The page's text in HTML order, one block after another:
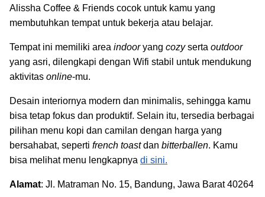
Alissha Coffee & Friends cocok untuk kamu yang
membutuhkan tempat untuk bekerja atau belajar.
Tempat ini memiliki area indooryang cozyserta outdoor
yang asri, dilengkapi dengan Wifi stabil untuk mendukung
aktivitas online-mu.
Desain interiornya modern dan minimalis, sehingga kamu
bisa tetap fokus dan produktif. Selain itu, tersedia berbagai
pilihan menu kopi dan camilan dengan harga yang
bersahabat, seperti french toastdan bitterballen. Kamu
bisa melihat menu lengkapnya di sini.
Alamat: Jl. Matraman No. 15, Bandung, Jawa Barat 40264